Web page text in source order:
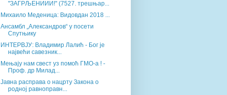
''ЗАГРЉЕНИИИ!'' (7527. трешњар...
Михаило Меденица: Видовдан 2018 ...
Ансамбл „Александров“ у посети
Спутњику
ИНТЕРВЈУ: Владимир Лалић - Бог је
највећи савезник...
Мењају нам свест уз помоћ ГМО-а ! -
Проф. др Милад...
Јавна расправа о нацрту Закона о
родној равноправн...